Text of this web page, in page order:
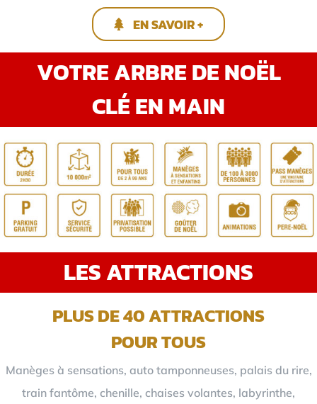
EN SAVOIR +
VOTRE ARBRE DE NOËL
CLÉ EN MAIN
LES ATTRACTIONS
PLUS DE 40 ATTRACTIONS
POUR TOUS
Manèges à sensations, auto tamponneuses, palais du rire,
train fantôme, chenille, chaises volantes, labyrinthe,